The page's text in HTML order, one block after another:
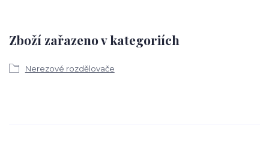
Zboží zařazeno v kategoriích
Nerezové rozdělovače